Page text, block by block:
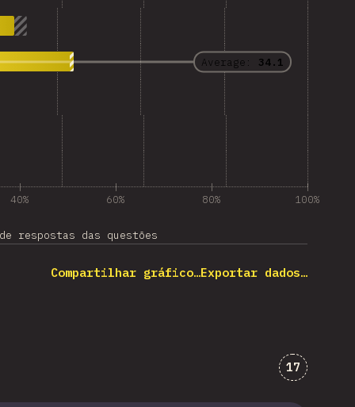
Average: 34.1
40% 60% 80% 100%
respostas das questões
Compartilhar gráfico…Exportar dados…
17